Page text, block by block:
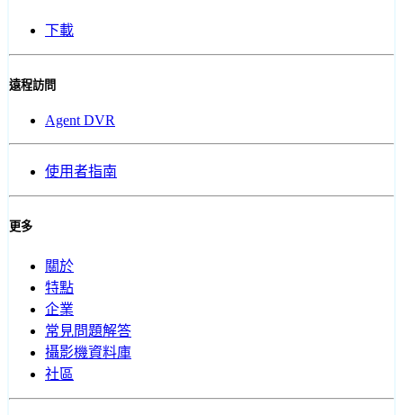
下載
遠程訪問
Agent DVR
使用者指南
更多
關於
特點
企業
常見問題解答
攝影機資料庫
社區